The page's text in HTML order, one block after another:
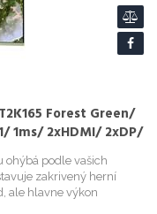
Forest Green/
1ms/ 2xHDMI/ 2xDP/
ohýbá podle vašich
zakrivený herní
ale hlavne výkon